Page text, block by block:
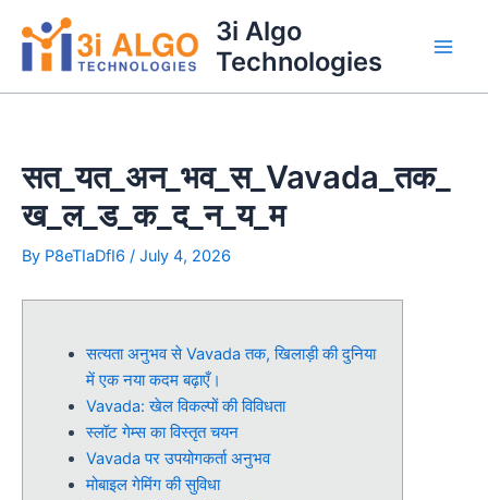
3i Algo
Technologies
सत_यत_अन_भव_स_Vavada_तक_
ख_ल_ड_क_द_न_य_म
By P8eTIaDfI6 / July 4, 2026
सत्यता अनुभव से Vavada तक, खिलाड़ी की दुनिया
में एक नया कदम बढ़ाएँ।
Vavada: खेल विकल्पों की विविधता
स्लॉट गेम्स का विस्तृत चयन
Vavada पर उपयोगकर्ता अनुभव
मोबाइल गेमिंग की सुविधा